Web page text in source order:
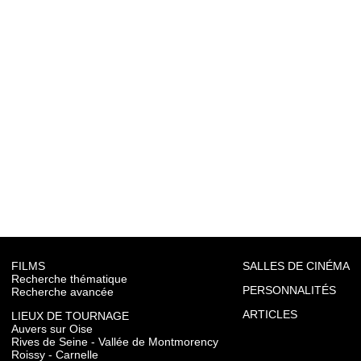
FILMS
Recherche thématique
Recherche avancée
LIEUX DE TOURNAGE
Auvers sur Oise
Rives de Seine - Vallée de Montmorency
Roissy - Carnelle
SALLES DE CINÉMA
PERSONNALITÉS
ARTICLES